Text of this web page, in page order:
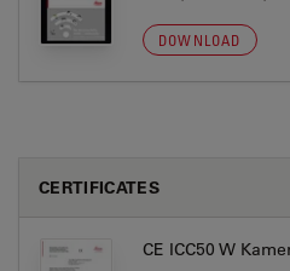
DOWNLOAD
CERTIFICATES
CE ICC50 W